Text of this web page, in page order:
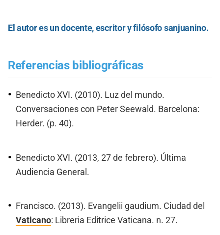
El autor es un docente, escritor y filósofo sanjuanino.
Referencias bibliográficas
Benedicto XVI. (2010). Luz del mundo.
Conversaciones con Peter Seewald. Barcelona:
Herder. (p. 40).
Benedicto XVI. (2013, 27 de febrero). Última
Audiencia General.
Francisco. (2013). Evangelii gaudium. Ciudad del
Vaticano: Libreria Editrice Vaticana. n. 27.